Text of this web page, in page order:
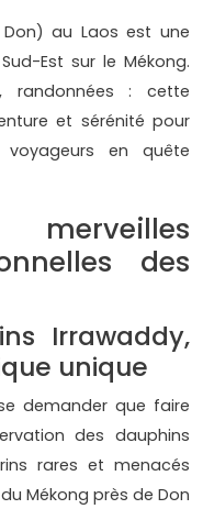
au Laos est une
Est sur le Mékong.
randonnées : cette
et sérénité pour
voyageurs en quête
des
Irrawaddy,
unique
demander que faire
des dauphins
rares et menacés
Mékong près de Don